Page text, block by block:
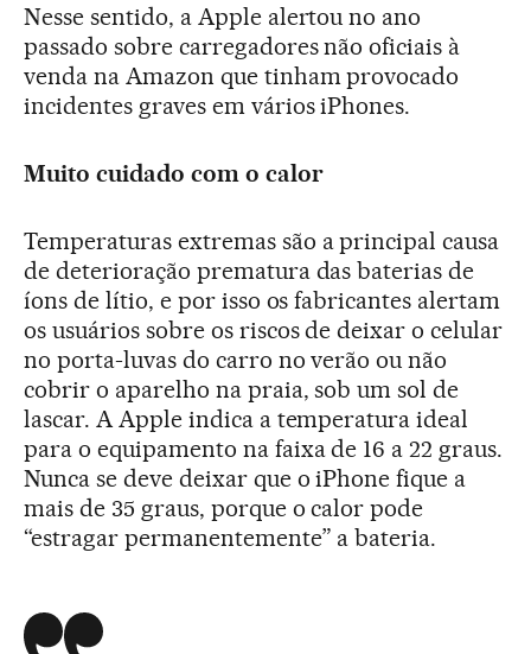
Nesse sentido, a Apple alertou no ano
passado sobre carregadores não oficiais à
venda na Amazon que tinham provocado
incidentes graves em vários iPhones.
Muito cuidado com o calor
Temperaturas extremas são a principal causa
de deterioração prematura das baterias de
íons de lítio, e por isso os fabricantes alertam
os usuários sobre os riscos de deixar o celular
no porta-luvas do carro no verão ou não
cobrir o aparelho na praia, sob um sol de
lascar. A Apple indica a temperatura ideal
para o equipamento na faixa de 16 a 22 graus.
Nunca se deve deixar que o iPhone fique a
mais de 35 graus, porque o calor pode
“estragar permanentemente” a bateria.